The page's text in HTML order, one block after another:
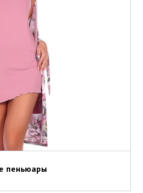
пеньюары